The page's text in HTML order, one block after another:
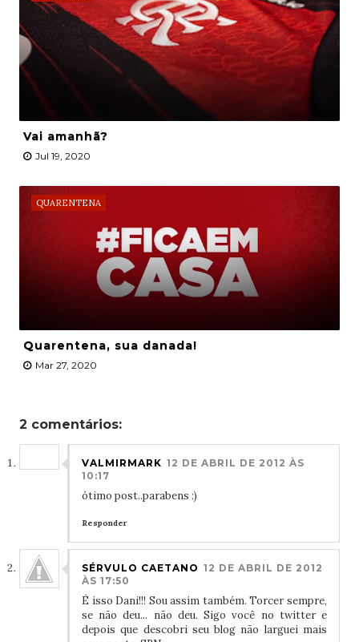
Vai amanhã?
Jul 19, 2020
QUARENTENA
Quarentena, sua danada!
Mar 27, 2020
2 comentários:
VALMIRMARK 12 DE ABRIL DE 2012 ÀS
10:17
ótimo post..parabens :)
Responder
SÉRVULO CAETANO 12 DE ABRIL DE 2012
ÀS 17:50
É isso Dani!!! Sou assim também. Torcer sempre,
se não deu... não deu. Sigo você no twitter e
depois que descobri seu blog não larguei mais